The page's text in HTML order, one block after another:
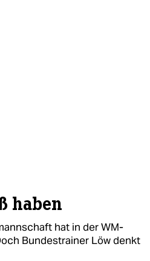
haben
hat in der WM-
Bundestrainer Löw denkt